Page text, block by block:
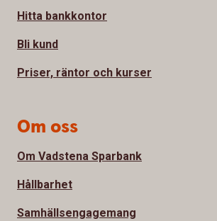
Hitta bankkontor
Bli kund
Priser, räntor och kurser
Om oss
Om Vadstena Sparbank
Hållbarhet
Samhällsengagemang